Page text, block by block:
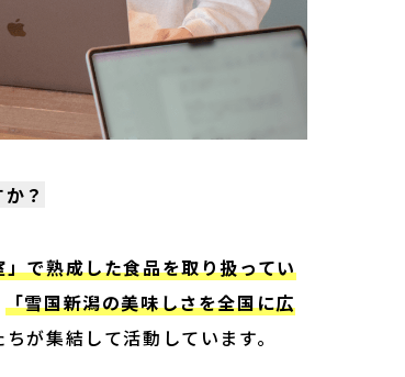
？
で熟成した食品を取り扱ってい
「雪国新潟の美味しさを全国に広
が集結して活動しています。